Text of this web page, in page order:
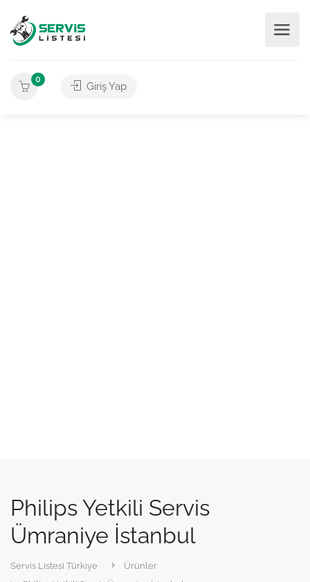
0
Giriş Yap
Philips Yetkili Servis
Ümraniye İstanbul
Servis Listesi Türkiye
Ürünler